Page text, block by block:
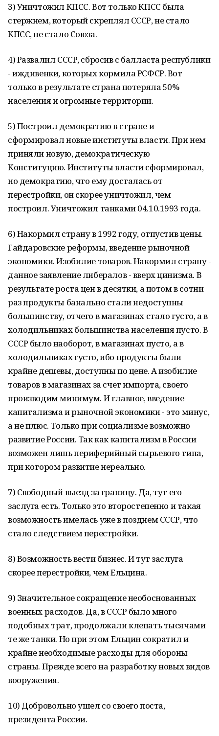
3) Уничтожил КПСС. Вот только КПСС была
стержнем, который скреплял СССР, не стало
КПСС, не стало Союза.
4) Развалил СССР, сбросив с балласта республики
- иждивенки, которых кормила РСФСР. Вот
только в результате страна потеряла 50%
населения и огромные территории.
5) Построил демократию в стране и
сформировал новые институты власти. При нем
приняли новую, демократическую
Конституцию. Институты власти сформировал,
но демократию, что ему досталась от
перестройки, он скорее уничтожил, чем
построил. Уничтожил танками 04.10.1993 года.
6) Накормил страну в 1992 году, отпустив цены.
Гайдаровские реформы, введение рыночной
экономики. Изобилие товаров. Накормил страну -
данное заявление либералов - вверх цинизма. В
результате роста цен в десятки, а потом в сотни
раз продукты банально стали недоступны
большинству, отчего в магазинах стало густо, а в
холодильниках большинства населения пусто. В
СССР было наоборот, в магазинах пусто, а в
холодильниках густо, ибо продукты были
крайне дешевы, доступны по цене. А изобилие
товаров в магазинах за счет импорта, своего
производим минимум. И главное, введение
капитализма и рыночной экономики - это минус,
а не плюс. Только при социализме возможно
развитие России. Так как капитализм в России
возможен лишь периферийный сырьевого типа,
при котором развитие нереально.
7) Свободный выезд за границу. Да, тут его
заслуга есть. Только это второстепенно и такая
возможность имелась уже в позднем СССР, что
стало следствием перестройки.
8) Возможность вести бизнес. И тут заслуга
скорее перестройки, чем Ельцина.
9) Значительное сокращение необоснованных
военных расходов. Да, в СССР было много
подобных трат, продолжали клепать тысячами
те же танки. Но при этом Ельцин сократил и
крайне необходимые расходы для обороны
страны. Прежде всего на разработку новых видов
вооружения.
10) Добровольно ушел со своего поста,
президента России.